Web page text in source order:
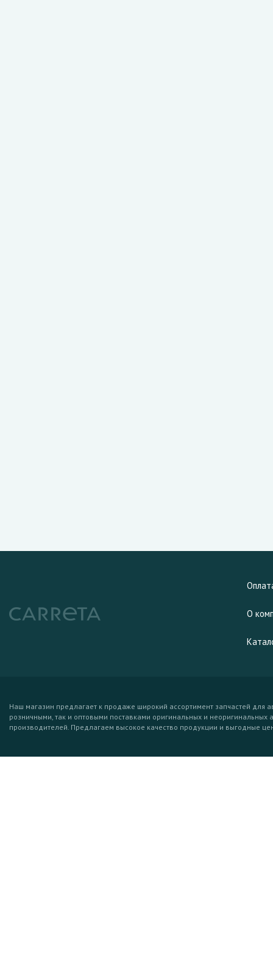
О
Наш магазин предлагает к продаже широкий ассортимент запчастей для
розничными, так и оптовыми поставками оригинальных и неоригинальных
производителей. Предлагаем высокое качество продукции и выгодные